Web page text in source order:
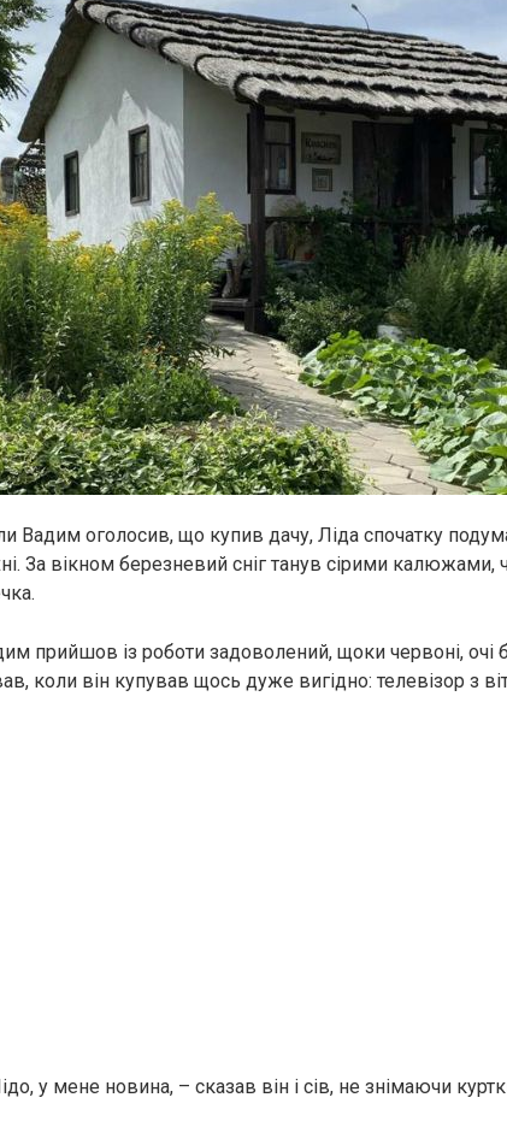
Вадим оголосив, що купив дачу, Ліда спочатку
За вікном березневий сніг танув сірими калюжами,
прийшов із роботи задоволений, щоки червоні, очі
коли він купував щось дуже вигідно: телевізор з
у мене новина, – сказав він і сів, не знімаючи